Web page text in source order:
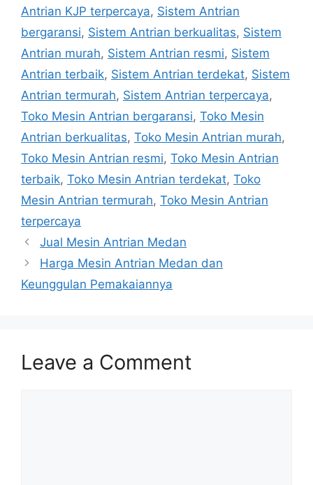
Antrian KJP terpercaya, Sistem Antrian
bergaransi, Sistem Antrian berkualitas, Sistem
Antrian murah, Sistem Antrian resmi, Sistem
Antrian terbaik, Sistem Antrian terdekat, Sistem
Antrian termurah, Sistem Antrian terpercaya,
Toko Mesin Antrian bergaransi, Toko Mesin
Antrian berkualitas, Toko Mesin Antrian murah,
Toko Mesin Antrian resmi, Toko Mesin Antrian
terbaik, Toko Mesin Antrian terdekat, Toko
Mesin Antrian termurah, Toko Mesin Antrian
terpercaya
Jual Mesin Antrian Medan
Harga Mesin Antrian Medan dan
Keunggulan Pemakaiannya
Leave a Comment